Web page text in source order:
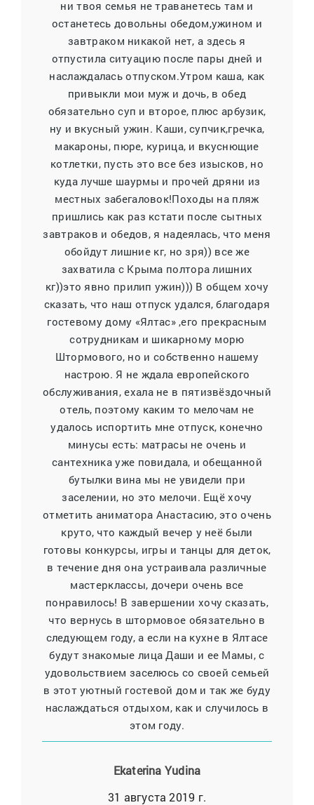
ни твоя семья не траванетесь там и
останетесь довольны обедом,ужином и
завтраком никакой нет, а здесь я
отпустила ситуацию после пары дней и
наслаждалась отпуском.Утром каша, как
привыкли мои муж и дочь, в обед
обязательно суп и второе, плюс арбузик,
ну и вкусный ужин. Каши, супчик,гречка,
макароны, пюре, курица, и вкуснющие
котлетки, пусть это все без изысков, но
куда лучше шаурмы и прочей дряни из
местных забегаловок!Походы на пляж
пришлись как раз кстати после сытных
завтраков и обедов, я надеялась, что меня
обойдут лишние кг, но зря)) все же
захватила с Крыма полтора лишних
кг))это явно прилип ужин))) В общем хочу
сказать, что наш отпуск удался, благодаря
гостевому дому «Ялтас» ,его прекрасным
сотрудникам и шикарному морю
Штормового, но и собственно нашему
настрою. Я не ждала европейского
обслуживания, ехала не в пятизвёздочный
отель, поэтому каким то мелочам не
удалось испортить мне отпуск, конечно
минусы есть: матрасы не очень и
сантехника уже повидала, и обещанной
бутылки вина мы не увидели при
заселении, но это мелочи. Ещё хочу
отметить аниматора Анастасию, это очень
круто, что каждый вечер у неё были
готовы конкурсы, игры и танцы для деток,
в течение дня она устраивала различные
мастерклассы, дочери очень все
понравилось! В завершении хочу сказать,
что вернусь в штормовое обязательно в
следующем году, а если на кухне в Ялтасе
будут знакомые лица Даши и ее Мамы, с
удовольствием заселюсь со своей семьей
в этот уютный гостевой дом и так же буду
наслаждаться отдыхом, как и случилось в
этом году.
Ekaterina Yudina
31 августа 2019 г.